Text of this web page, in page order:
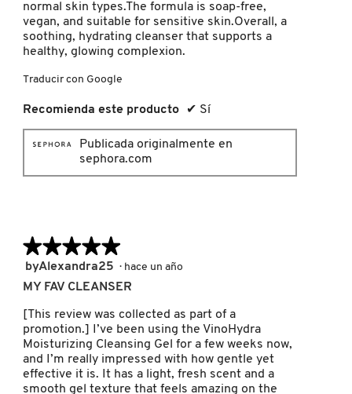
NUDESTIX
NUXE
OLAPLEX
OUAI HAIRCARE
PAI-SHAU
PATCHOLOGY
normal skin types.The formula is soap-free,
vegan, and suitable for sensitive skin.Overall, a
soothing, hydrating cleanser that supports a
healthy, glowing complexion.
Traducir con Google
Recomienda este producto ✔ Sí
Publicada originalmente en
sephora.com
★★★★★
★★★★★
5
de
estrellas.
byAlexandra25 · hace un año
MY FAV CLEANSER
[This review was collected as part of a
promotion.] I’ve been using the VinoHydra
Moisturizing Cleansing Gel for a few weeks now,
and I’m really impressed with how gentle yet
effective it is. It has a light, fresh scent and a
smooth gel texture that feels amazing on the